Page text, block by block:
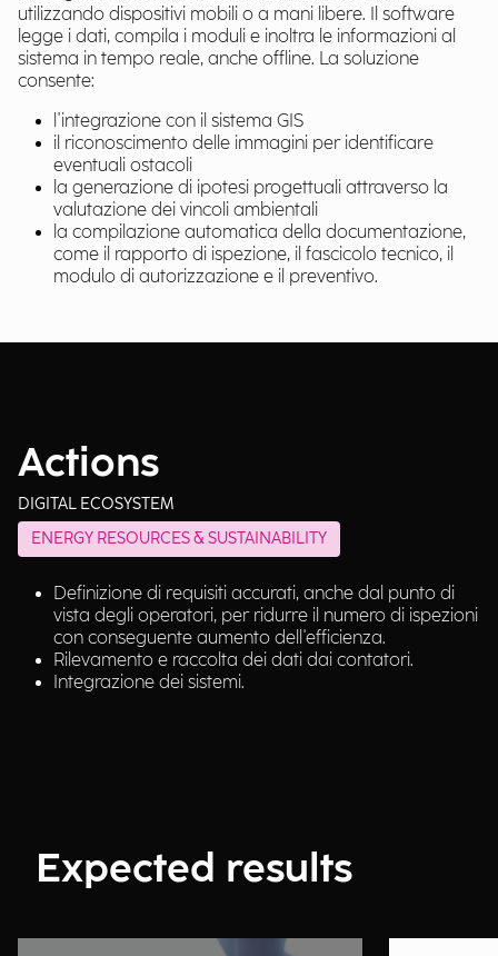
utilizzando dispositivi mobili o a mani libere. Il software
legge i dati, compila i moduli e inoltra le informazioni al
sistema in tempo reale, anche offline. La soluzione
consente:
l'integrazione con il sistema GIS
il riconoscimento delle immagini per identificare
eventuali ostacoli
la generazione di ipotesi progettuali attraverso la
valutazione dei vincoli ambientali
la compilazione automatica della documentazione,
come il rapporto di ispezione, il fascicolo tecnico, il
modulo di autorizzazione e il preventivo.
Actions
DIGITAL ECOSYSTEM
ENERGY RESOURCES & SUSTAINABILITY
Definizione di requisiti accurati, anche dal punto di
vista degli operatori, per ridurre il numero di ispezioni
con conseguente aumento dell'efficienza.
Rilevamento e raccolta dei dati dai contatori.
Integrazione dei sistemi.
Expected results